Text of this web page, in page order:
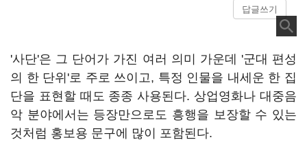
답글쓰기
'사단'은 그 단어가 가진 여러 의미 가운데 '군대 편성
의 한 단위'로 주로 쓰이고, 특정 인물을 내세운 한 집
단을 표현할 때도 종종 사용된다. 상업영화나 대중음
악 분야에서는 등장만으로도 흥행을 보장할 수 있는
것처럼 홍보용 문구에 많이 포함된다.